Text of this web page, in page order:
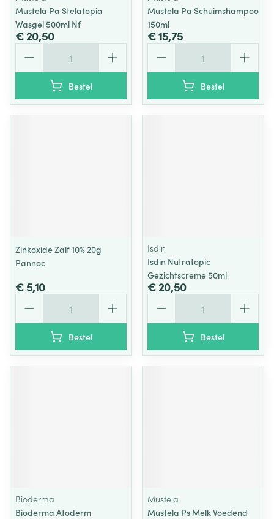
Mustela Pa Stelatopia
Wasgel 500ml Nf
€ 20,50
Bestel
Mustela Pa Schuimshampoo
150ml
€ 15,75
Bestel
Zinkoxide Zalf 10% 20g
Pannoc
€ 5,10
Bestel
Isdin
Isdin Nutratopic
Gezichtscreme 50ml
€ 20,50
Bestel
Bioderma
Bioderma Atoderm
Mustela
Mustela Ps Melk Voedend